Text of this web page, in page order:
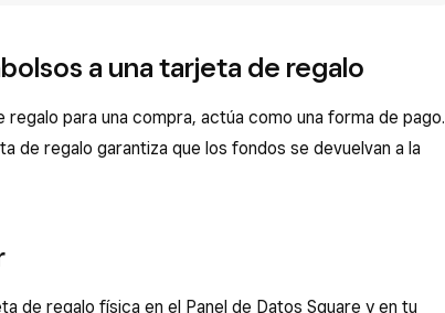
a una tarjeta de regalo
regalo para una compra, actúa como una forma de pago.
de regalo garantiza que los fondos se devuelvan a la
de regalo física en el Panel de Datos Square y en tu